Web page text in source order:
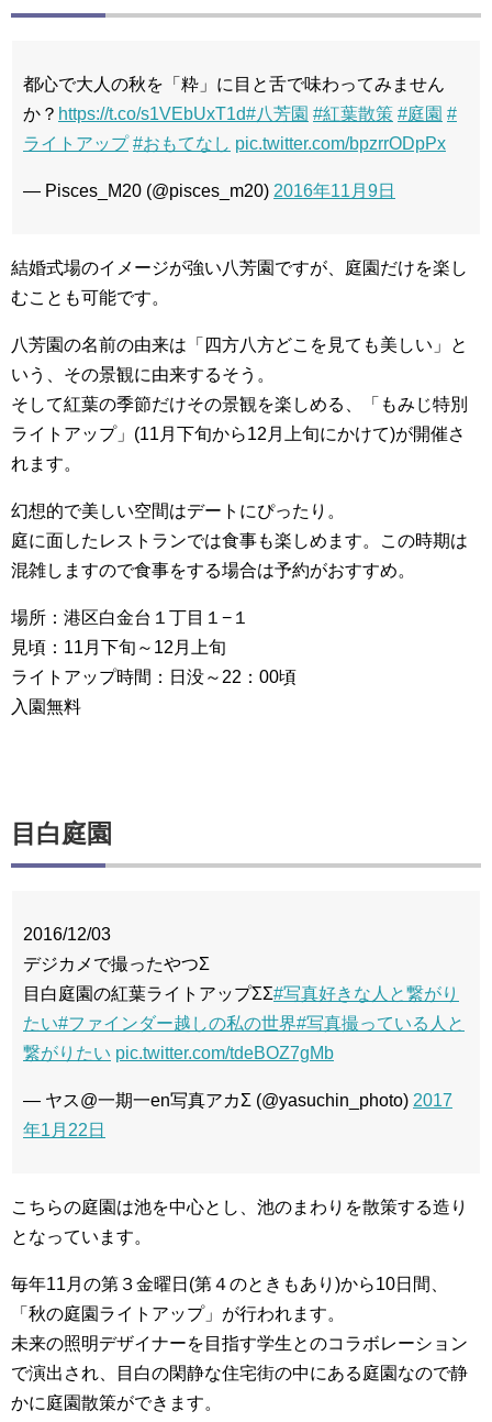
都心で大人の秋を「粋」に目と舌で味わってみません
か？ https://t.co/s1VEbUxT1d#八芳園 #紅葉散策 #庭園 #
ライトアップ #おもてなし pic.twitter.com/bpzrrODpPx
— Pisces_M20 (@pisces_m20) 2016年11月9日
結婚式場のイメージが強い八芳園ですが、庭園だけを楽し
むことも可能です。
八芳園の名前の由来は「四方八方どこを見ても美しい」と
いう、その景観に由来するそう。
そして紅葉の季節だけその景観を楽しめる、「もみじ特別
ライトアップ」(11月下旬から12月上旬にかけて)が開催さ
れます。
幻想的で美しい空間はデートにぴったり。
庭に面したレストランでは食事も楽しめます。この時期は
混雑しますので食事をする場合は予約がおすすめ。
場所：港区白金台１丁目１−１
見頃：11月下旬～12月上旬
ライトアップ時間：日没～22：00頃
入園無料
目白庭園
2016/12/03
デジカメで撮ったやつΣ
目白庭園の紅葉ライトアップΣΣ#写真好きな人と繋がり
たい#ファインダー越しの私の世界#写真撮っている人と
繋がりたい pic.twitter.com/tdeBOZ7gMb
— ヤス@一期一en写真アカΣ (@yasuchin_photo) 2017
年1月22日
こちらの庭園は池を中心とし、池のまわりを散策する造り
となっています。
毎年11月の第３金曜日(第４のときもあり)から10日間、
「秋の庭園ライトアップ」が行われます。
未来の照明デザイナーを目指す学生とのコラボレーション
で演出され、目白の閑静な住宅街の中にある庭園なので静
かに庭園散策ができます。